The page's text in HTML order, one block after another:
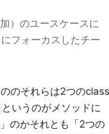
）のユースケースに
フォーカスしたチー
のそれらは2つのclass
というのがメソッドに
のかそれとも「2つの